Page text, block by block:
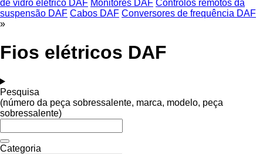
de vidro eletrico DAF Monitores DAF Controlos remotos da
suspensão DAF Cabos DAF Conversores de frequência DAF
»
Fios elétricos DAF
Pesquisa
(número da peça sobressalente, marca, modelo, peça
sobressalente)
Categoria